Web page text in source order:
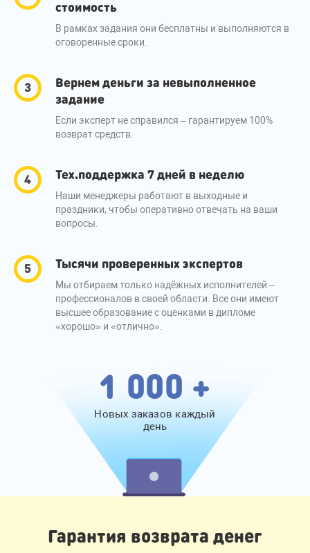
стоимость
В рамках задания они бесплатны и выполняются в
оговоренные сроки.
Вернем деньги за невыполненное
задание
Если эксперт не справился – гарантируем 100%
возврат средств.
Тех.поддержка 7 дней в неделю
Наши менеджеры работают в выходные и
праздники, чтобы оперативно отвечать на ваши
вопросы.
Тысячи проверенных экспертов
Мы отбираем только надёжных исполнителей –
профессионалов в своей области. Все они имеют
высшее образование с оценками в дипломе
«хорошо» и «отлично».
1 000 +
Новых заказов каждый
день
Гарантия возврата денег